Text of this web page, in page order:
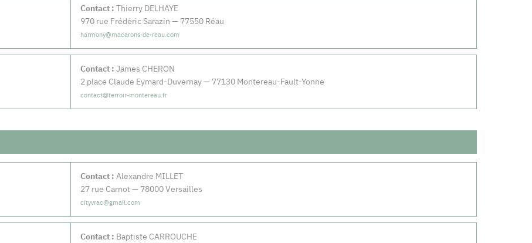
Contact : Thierry DELHAYE
970 rue Frédéric Sarazin — 77550 Réau
harmony@macarons-de-reau.com
Contact : James CHERON
2 place Claude Eymard-Duvernay — 77130 Montereau-Fault-Yonne
contact@terroir-montereau.fr
Contact : Alexandre MILLET
27 rue Carnot — 78000 Versailles
cityvrac@gmail.com
Contact : Baptiste CARROUCHE